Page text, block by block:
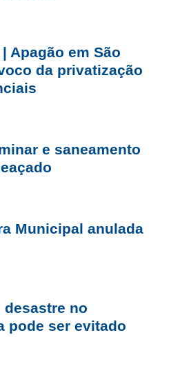
OU ANUIDADE DE SÓCIO
ÉTICA
Apagão em São
da privatização
e saneamento
Municipal anulada
desastre no
pode ser evitado